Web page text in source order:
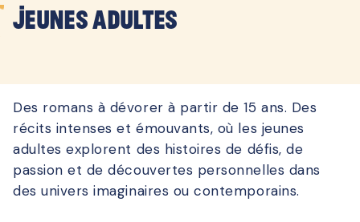
Jeunes Adultes
Des romans à dévorer à partir de 15 ans. Des
récits intenses et émouvants, où les jeunes
adultes explorent des histoires de défis, de
passion et de découvertes personnelles dans
des univers imaginaires ou contemporains.